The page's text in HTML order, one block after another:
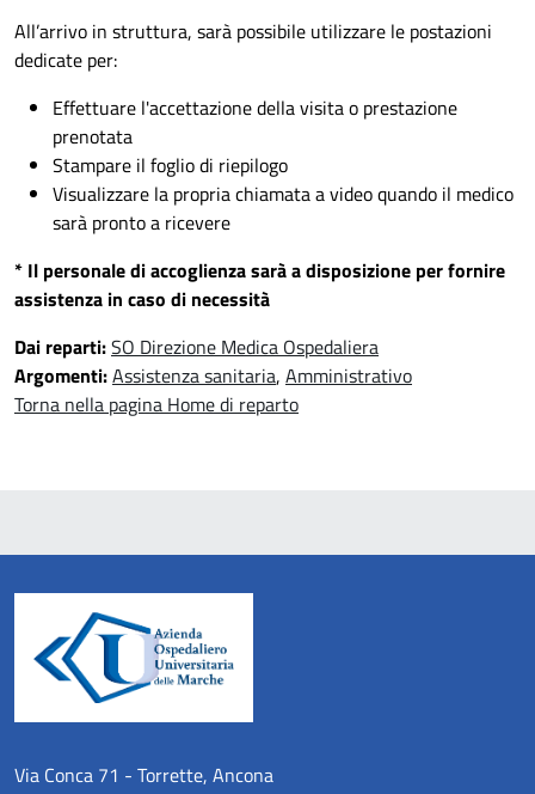
All’arrivo in struttura, sarà possibile utilizzare le postazioni
dedicate per:
Effettuare l'accettazione della visita o prestazione
prenotata
Stampare il foglio di riepilogo
Visualizzare la propria chiamata a video quando il medico
sarà pronto a ricevere
* Il personale di accoglienza sarà a disposizione per fornire
assistenza in caso di necessità
Dai reparti:SO Direzione Medica Ospedaliera
Argomenti:Assistenza sanitaria, Amministrativo
Torna nella pagina Home di reparto
Via Conca 71 - Torrette, Ancona